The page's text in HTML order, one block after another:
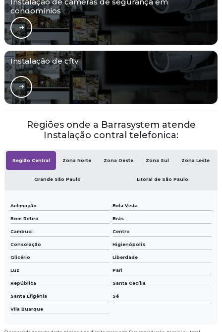
condomínios
Instalação de cftv
Regiões onde a Barrasystem atende
Instalação contral telefonica:
Região Central Zona Norte Zona Oeste Zona Sul Zona Leste
Grande São Paulo Litoral de São Paulo
Aclimação Bela Vista
Bom Retiro Brás
Cambuci Centro
Consolação Higienópolis
Glicério Liberdade
Luz Pari
República Santa Cecília
Santa Efigênia Sé
Vila Buarque